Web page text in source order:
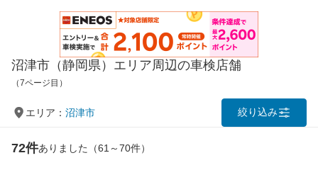
沼津市（静岡県）エリア周辺の車検店舗
（7ページ目）
エリア： 沼津市 絞り込み
72件ありました（61～70件）